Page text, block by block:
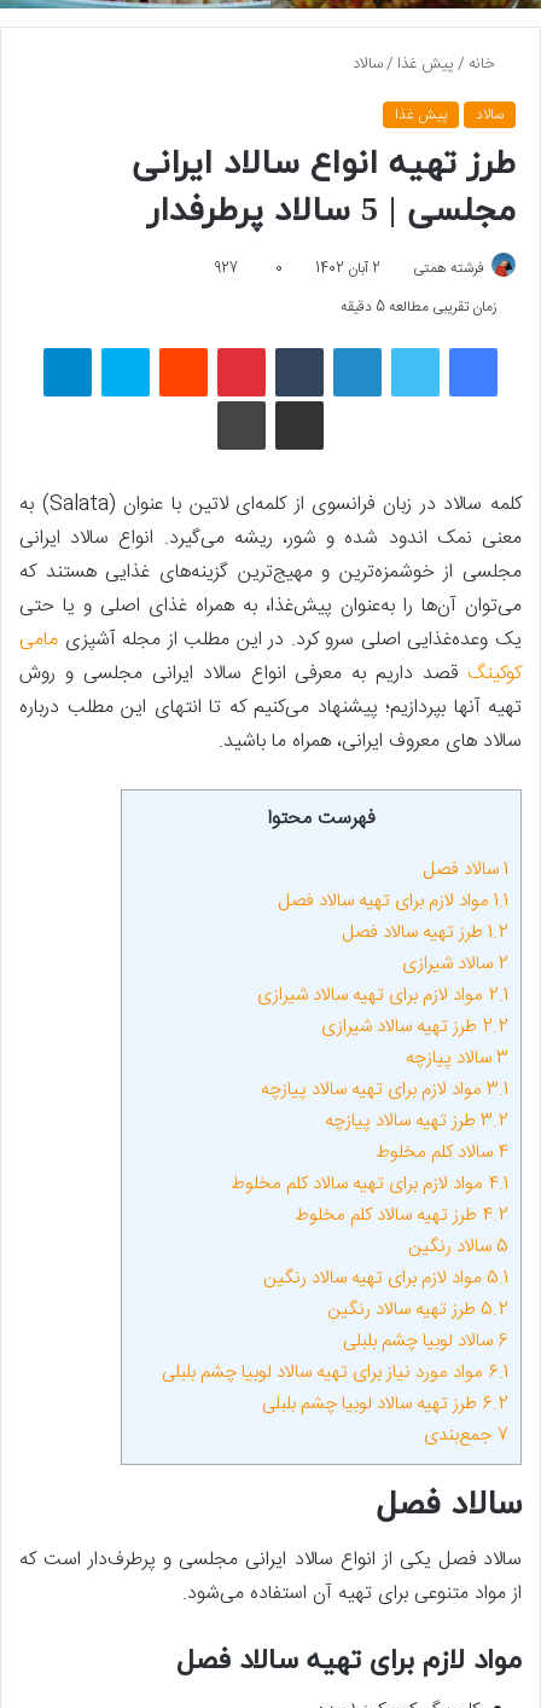
خانه /پیش غذا /سالاد
سالاد پیش غذا
طرز تهیه انواع سالاد ایرانی
مجلسی | 5 سالاد پرطرفدار
فرشته همتی 2 آبان 1402 0
927
زمان تقریبی مطالعه 5 دقیقه
فیسبوک لینکداین پینتریست اسکایپ
چاپ
کلمه سالاد در زبان فرانسوی از کلمه‌ای لاتین با عنوان (Salata) به
معنی نمک اندود شده و شور، ریشه می‌گیرد. انواع سالاد ایرانی
مجلسی از خوشمزه‌ترین و مهیج‌ترین گزینه‌های غذایی هستند که
می‌توان آن‌ها را به‌عنوان پیش‌غذا، به همراه غذای اصلی و یا حتی
یک وعده‌غذایی اصلی سرو کرد. در این مطلب از مجله آشپزی مامی
کوکینگ قصد داریم به معرفی انواع سالاد ایرانی مجلسی و روش
تهیه آنها بپردازیم؛ پیشنهاد می‌کنیم که تا انتهای این مطلب درباره
سالاد های معروف ایرانی، همراه ما باشید.
فهرست محتوا
1سالاد فصل
1.1 مواد لازم برای تهیه سالاد فصل
1.2 طرز تهیه سالاد فصل
2 سالاد شیرازی
2.1 مواد لازم برای تهیه سالاد شیرازی
2.2 طرز تهیه سالاد شیرازی
3سالاد پیازچه
3.1 مواد لازم برای تهیه سالاد پیازچه
3.2 طرز تهیه سالاد پیازچه
4 سالاد کلم مخلوط
4.1 مواد لازم برای تهیه سالاد کلم مخلوط
4.2 طرز تهیه سالاد کلم مخلوط
5سالاد رنگین
5.1 مواد لازم برای تهیه سالاد رنگین
5.2 طرز تهیه سالاد رنگین
6 سالاد لوبیا چشم بلبلی
6.1 مواد مورد نیاز برای تهیه سالاد لوبیا چشم بلبلی
6.2 طرز تهیه سالاد لوبیا چشم بلبلی
7 جمع‌بندی
سالاد فصل
سالاد فصل یکی از انواع سالاد ایرانی مجلسی و پرطرف‌دار است که
از مواد متنوعی برای تهیه آن استفاده می‌شود.
مواد لازم برای تهیه سالاد فصل